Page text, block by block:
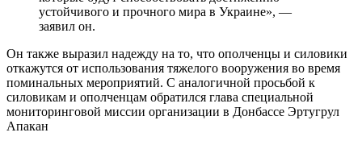
устойчивого и прочного мира в Украине», —
заявил он.
Он также выразил надежду на то, что ополченцы и силовики
откажутся от использования тяжелого вооружения во время
поминальных мероприятий. С аналогичной просьбой к
силовикам и ополченцам обратился глава специальной
мониторинговой миссии организации в Донбассе Эртугрул
Апакан